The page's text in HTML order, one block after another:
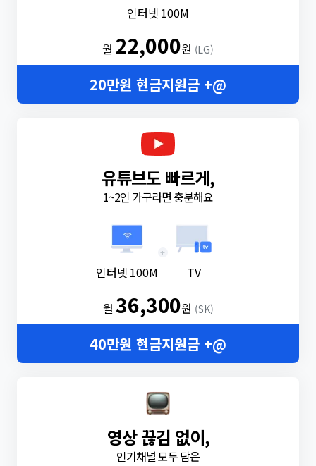
인터넷 100M
월 22,000원 (LG)
20만원 현금지원금 +@
유튜브도 빠르게,
1~2인 가구라면 충분해요
인터넷 100M
+
TV
월36,300원 (SK)
40만원 현금지원금 +@
영상 끊김 없이,
인기채널 모두 담은